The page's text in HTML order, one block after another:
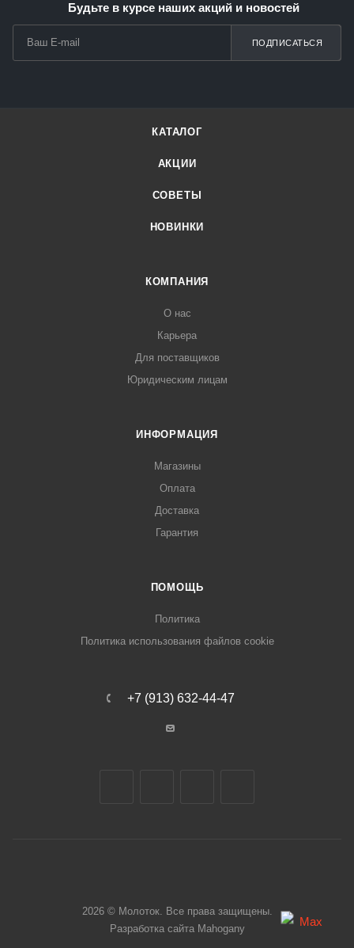
Будьте в курсе наших акций и новостей
ПОДПИСАТЬСЯ
КАТАЛОГ
АКЦИИ
СОВЕТЫ
НОВИНКИ
КОМПАНИЯ
О нас
Карьера
Для поставщиков
Юридическим лицам
ИНФОРМАЦИЯ
Магазины
Оплата
Доставка
Гарантия
ПОМОЩЬ
Политика
Политика использования файлов cookie
+7 (913) 632-44-47
2026 © Молоток. Все права защищены.
Разработка сайта Mahogany